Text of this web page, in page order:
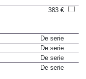
383 €
De serie
De serie
De serie
De serie